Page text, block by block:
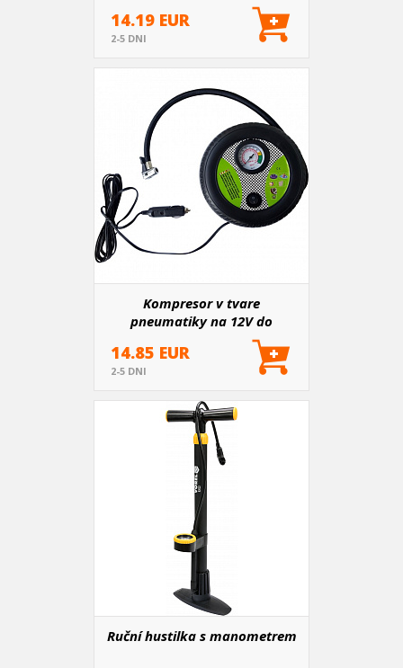
14.19 EUR
2-5 DNI
Kompresor v tvare
pneumatiky na 12V do
14.85 EUR
2-5 DNI
Ruční hustilka s manometrem